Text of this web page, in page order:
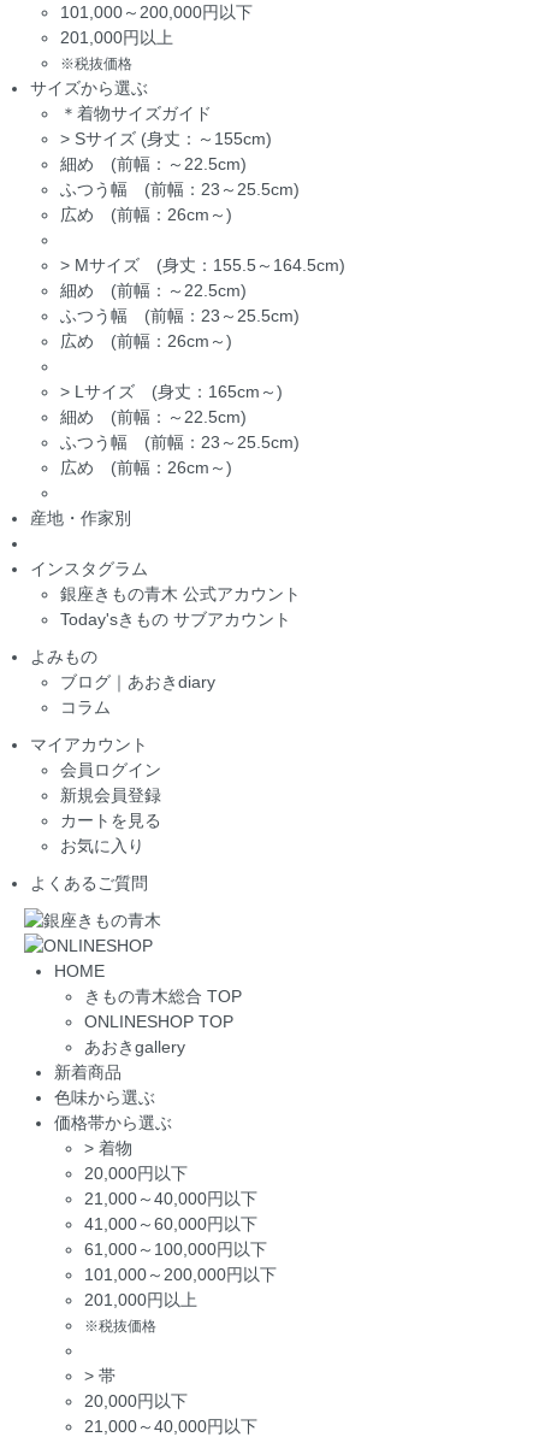
101,000～200,000円以下
201,000円以上
※税抜価格
サイズから選ぶ
＊着物サイズガイド
> Sサイズ (身丈：～155cm)
細め (前幅：～22.5cm)
ふつう幅 (前幅：23～25.5cm)
広め (前幅：26cm～)
> Mサイズ (身丈：155.5～164.5cm)
細め (前幅：～22.5cm)
ふつう幅 (前幅：23～25.5cm)
広め (前幅：26cm～)
> Lサイズ (身丈：165cm～)
細め (前幅：～22.5cm)
ふつう幅 (前幅：23～25.5cm)
広め (前幅：26cm～)
産地・作家別
インスタグラム
銀座きもの青木 公式アカウント
Today'sきもの サブアカウント
よみもの
ブログ｜あおきdiary
コラム
マイアカウント
会員ログイン
新規会員登録
カートを見る
お気に入り
よくあるご質問
HOME
きもの青木総合 TOP
ONLINESHOP TOP
あおきgallery
新着商品
色味から選ぶ
価格帯から選ぶ
> 着物
20,000円以下
21,000～40,000円以下
41,000～60,000円以下
61,000～100,000円以下
101,000～200,000円以下
201,000円以上
※税抜価格
> 帯
20,000円以下
21,000～40,000円以下